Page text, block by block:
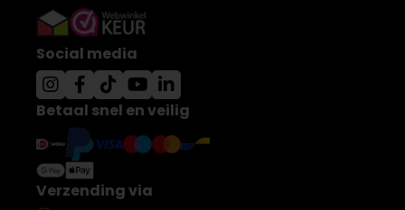
Social media
Betaal snel en veilig
Verzending via